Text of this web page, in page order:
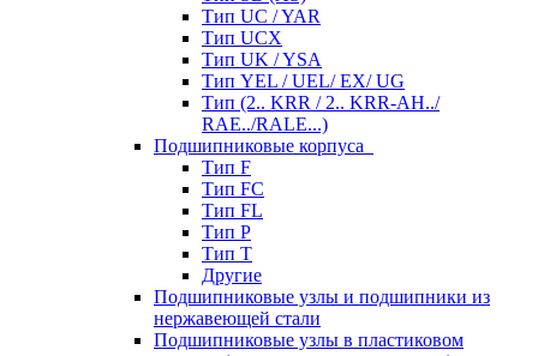
Тип UC / YAR
Тип UCX
Тип UK / YSA
Тип YEL / UEL/ EX/ UG
Тип (2.. KRR / 2.. KRR-AH../
RAE../RALE...)
Подшипниковые корпуса
Тип F
Тип FC
Тип FL
Тип P
Тип T
Другие
Подшипниковые узлы и подшипники из
нержавеющей стали
Подшипниковые узлы в пластиковом